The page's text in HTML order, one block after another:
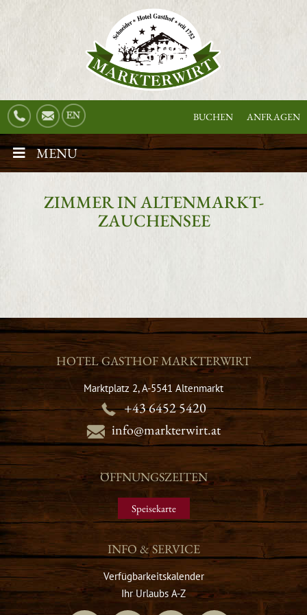
BUCHEN ANFRAGEN
MENU
ZIMMER IN ALTENMARKT-
ZAUCHENSEE
HOTEL GASTHOF MARKTERWIRT
Marktplatz 2, A-5541 Altenmarkt
+43 6452 5420
info@markterwirt.at
ÖFFNUNGSZEITEN
Speisekarte
INFO & SERVICE
Verfügbarkeitskalender
Ihr Urlaubs A-Z